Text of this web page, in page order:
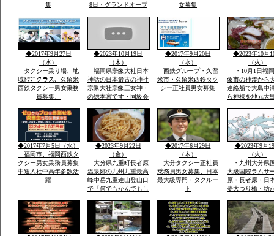
集
8日・グランドオープ
で遊べる・こども広場
「パパママと子供の専
でスキー場完備」
女募集
◆2017年9月27日
（水）
タクシー乗り場、地
域ﾄﾂﾌﾟクラス、久留米
西鉄タクシー男女乗務
員募集、
◆2023年10月19日
（木）
福岡県宗像大社日本
神話の日本最古の神社
宗像大社宗像三女神・
の総本宮です・同級会
連遺跡とお祭りに船で
行き「神宿る島」宗
像・沖ノ島関連がユネ
スコ世界遺産に登録見
て聞いてビツクリです
◆2017年9月20日
（水）
西鉄グループ・久留
米市・久留米西鉄タク
シー正社員男女募集
◆2023年10月
（火）
・10月1日福
像市の神湊から
連絡船で大島中
ら神様を地元大
地元漁師さんの
のせ神湊までそ
ご神体を宗像大
運び大島遥拝所
お宿「まなべ
◆2017年7月5日（水）
福岡市、福岡西鉄タ
クシー男女乗務員募集
中途入社中高年多数活
躍
◆2023年9月22日
（金）
大分県九重町長者原
温泉郷の九州九重最高
峰中岳九重連山登山口
で「何でもかんでもし
告・温泉豊富なエリア
で開催報告地元民のジ
ビエ料理・鹿・いのし
しのさしいれ恊力で大
◆2017年6月29日
（木）
大分タクシー正社員
乗務員男女募集、日本
最大級専門・タクルー
ト
◆2023年9月
（火）
・九州大分県
大級国際ラムサ
原・長者原・日
夢大つり橋・坊
華院温泉山荘・
山九州最高峰中
重連山・標高・
「坊がつる賛歌